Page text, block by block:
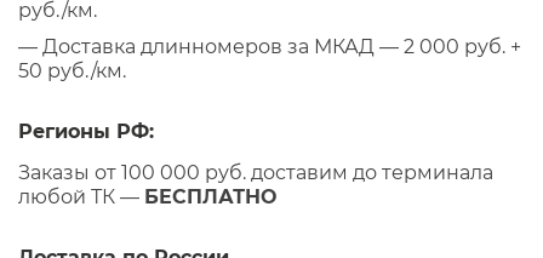
руб./км.
— Доставка длинномеров за МКАД — 2 000 руб. +
50 руб./км.
Регионы РФ:
Заказы от 100 000 руб. доставим до терминала
любой ТК — БЕСПЛАТНО